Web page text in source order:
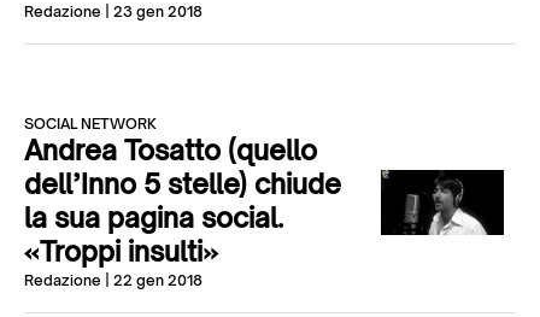
Redazione | 23 gen 2018
SOCIAL NETWORK
Andrea Tosatto (quello
dell’Inno 5 stelle) chiude
la sua pagina social.
«Troppi insulti»
Redazione | 22 gen 2018